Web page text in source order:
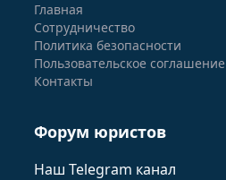
Главная
Сотрудничество
Политика безопасности
Пользовательское соглашение
Контакты
Форум юристов
Наш Telegram канал